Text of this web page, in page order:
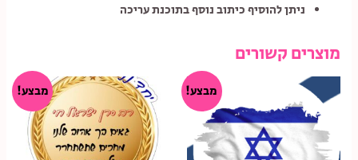
ניתן להוסיף כיתוב נוסף בתוכנת עריכה
מוצרים קשורים
מבצע! מבצע!